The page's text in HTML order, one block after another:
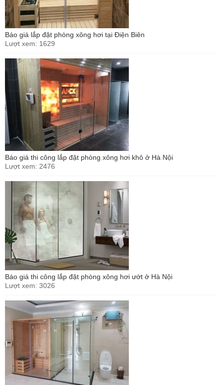
Báo giá lắp đặt phòng xông hơi tại Điện Biên
Lượt xem: 1629
Báo giá thi công lắp đặt phòng xông hơi khô ở Hà Nội
Lượt xem: 2476
Báo giá thi công lắp đặt phòng xông hơi ướt ở Hà Nội
Lượt xem: 3026